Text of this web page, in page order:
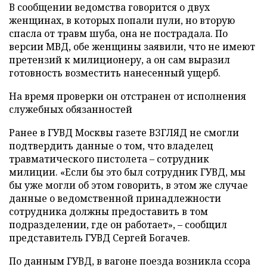
В сообщении ведомства говорится о двух
женщинах, в которых попали пули, но вторую
спасла от травм шуба, она не пострадала. По
версии МВД, обе женщины заявили, что не имеют
претензий к милиционеру, а он сам выразил
готовность возместить нанесенный ущерб.
На время проверки он отстранен от исполнения
служебных обязанностей
Ранее в ГУВД Москвы газете ВЗГЛЯД не смогли
подтвердить данные о том, что владелец
травматического пистолета – сотрудник
милиции. «Если бы это был сотрудник ГУВД, мы
бы уже могли об этом говорить, в этом же случае
данные о ведомственной принадлежности
сотрудника должны предоставить в том
подразделении, где он работает», – сообщил
представитель ГУВД Сергей Богачев.
По данным ГУВД, в вагоне поезда возникла ссора